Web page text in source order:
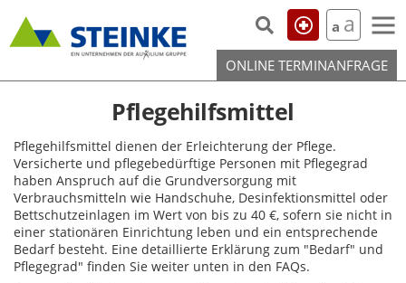
a a
ONLINE TERMINANFRAGE
Pflegehilfsmittel
Pflegehilfsmittel dienen der Erleichterung der Pflege.
Versicherte und pflegebedürftige Personen mit Pflegegrad
haben Anspruch auf die Grundversorgung mit
Verbrauchsmitteln wie Handschuhe, Desinfektionsmittel oder
Bettschutzeinlagen im Wert von bis zu 40 €, sofern sie nicht in
einer stationären Einrichtung leben und ein entsprechende
Bedarf besteht. Eine detaillierte Erklärung zum "Bedarf" und
Pflegegrad" finden Sie weiter unten in den FAQs.